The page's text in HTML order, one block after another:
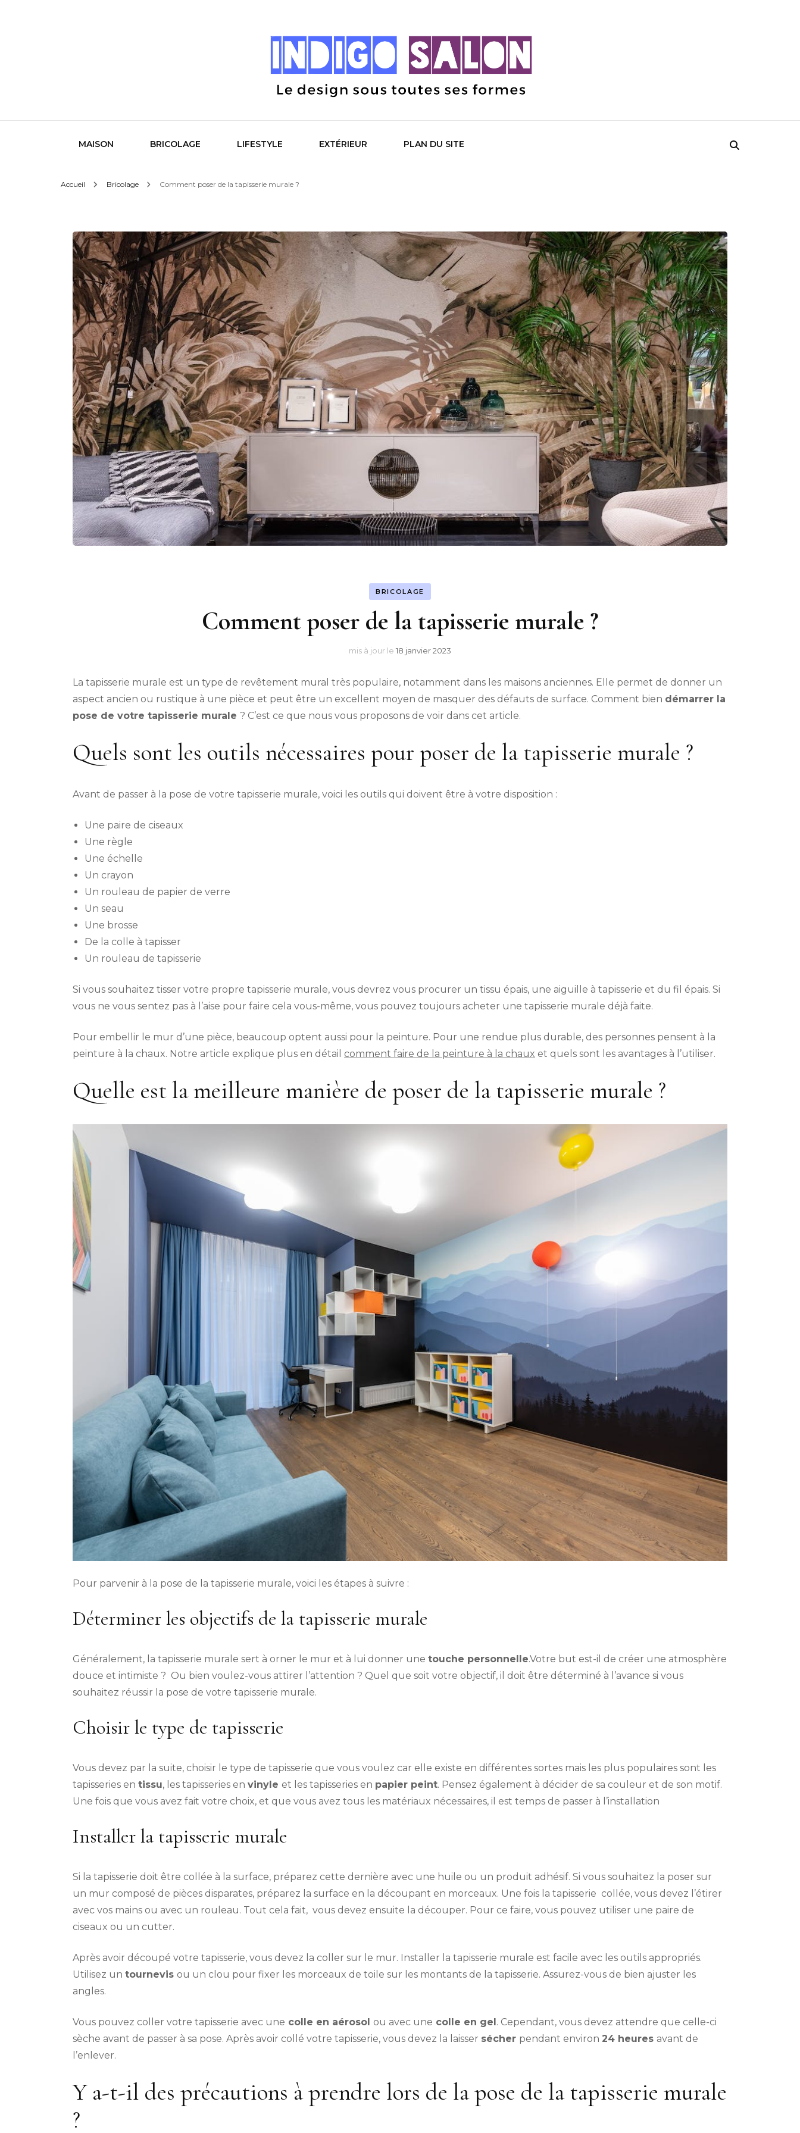
Indigo Salon
MAISON BRICOLAGE LIFESTYLE EXTÉRIEUR PLAN DU SITE
Accueil Bricolage Comment poser de la tapisserie murale ?
BRICOLAGE
Comment poser de la tapisserie murale ?
mis à jour le 18 janvier 2023
La tapisserie murale est un type de revêtement mural très populaire, notamment dans les maisons anciennes. Elle permet de donner un
aspect ancien ou rustique à une pièce et peut être un excellent moyen de masquer des défauts de surface. Comment bien démarrer la
pose de votre tapisserie murale ? C’est ce que nous vous proposons de voir dans cet article.
Quels sont les outils nécessaires pour poser de la tapisserie murale ?
Avant de passer à la pose de votre tapisserie murale, voici les outils qui doivent être à votre disposition :
Une paire de ciseaux
Une règle
Une échelle
Un crayon
Un rouleau de papier de verre
Un seau
Une brosse
De la colle à tapisser
Un rouleau de tapisserie
Si vous souhaitez tisser votre propre tapisserie murale, vous devrez vous procurer un tissu épais, une aiguille à tapisserie et du fil épais. Si
vous ne vous sentez pas à l’aise pour faire cela vous-même, vous pouvez toujours acheter une tapisserie murale déjà faite.
Pour embellir le mur d’une pièce, beaucoup optent aussi pour la peinture. Pour une rendue plus durable, des personnes pensent à la
peinture à la chaux. Notre article explique plus en détail comment faire de la peinture à la chaux et quels sont les avantages à l’utiliser.
Quelle est la meilleure manière de poser de la tapisserie murale ?
Pour parvenir à la pose de la tapisserie murale, voici les étapes à suivre :
Déterminer les objectifs de la tapisserie murale
Généralement, la tapisserie murale sert à orner le mur et à lui donner une touche personnelle.Votre but est-il de créer une atmosphère
douce et intimiste ? Ou bien voulez-vous attirer l’attention ? Quel que soit votre objectif, il doit être déterminé à l’avance si vous
souhaitez réussir la pose de votre tapisserie murale.
Choisir le type de tapisserie
Vous devez par la suite, choisir le type de tapisserie que vous voulez car elle existe en différentes sortes mais les plus populaires sont les
tapisseries en tissu, les tapisseries en vinyle et les tapisseries en papier peint. Pensez également à décider de sa couleur et de son motif.
Une fois que vous avez fait votre choix, et que vous avez tous les matériaux nécessaires, il est temps de passer à l’installation
Installer la tapisserie murale
Si la tapisserie doit être collée à la surface, préparez cette dernière avec une huile ou un produit adhésif. Si vous souhaitez la poser sur
un mur composé de pièces disparates, préparez la surface en la découpant en morceaux. Une fois la tapisserie collée, vous devez l’étirer
avec vos mains ou avec un rouleau. Tout cela fait, vous devez ensuite la découper. Pour ce faire, vous pouvez utiliser une paire de
ciseaux ou un cutter.
Après avoir découpé votre tapisserie, vous devez la coller sur le mur. Installer la tapisserie murale est facile avec les outils appropriés.
Utilisez un tournevis ou un clou pour fixer les morceaux de toile sur les montants de la tapisserie. Assurez-vous de bien ajuster les
angles.
Vous pouvez coller votre tapisserie avec une colle en aérosol ou avec une colle en gel . Cependant, vous devez attendre que celle-ci
sèche avant de passer à sa pose. Après avoir collé votre tapisserie, vous devez la laisser sécher pendant environ 24 heures avant de
l’enlever.
Y a-t-il des précautions à prendre lors de la pose de la tapisserie murale
?